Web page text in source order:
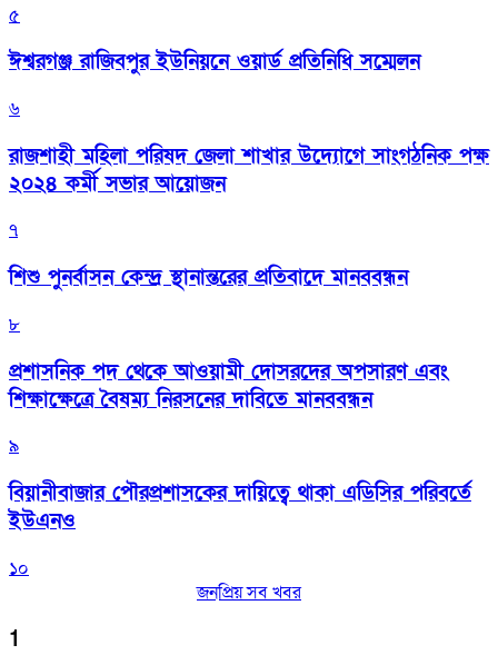
৫
ঈশ্বরগঞ্জ রাজিবপুর ইউনিয়নে ওয়ার্ড প্রতিনিধি সম্মেলন
৬
রাজশাহী মহিলা পরিষদ জেলা শাখার উদ্যোগে সাংগঠনিক পক্ষ
২০২৪ কর্মী সভার আয়োজন
৭
শিশু পুনর্বাসন কেন্দ্র স্থানান্তরের প্রতিবাদে মানববন্ধন
৮
প্রশাসনিক পদ থেকে আওয়ামী দোসরদের অপসারণ এবং
শিক্ষাক্ষেত্রে বৈষম্য নিরসনের দাবিতে মানববন্ধন
৯
বিয়ানীবাজার পৌরপ্রশাসকের দায়িত্বে থাকা এডিসির পরিবর্তে
ইউএনও
১০
জনপ্রিয় সব খবর
1